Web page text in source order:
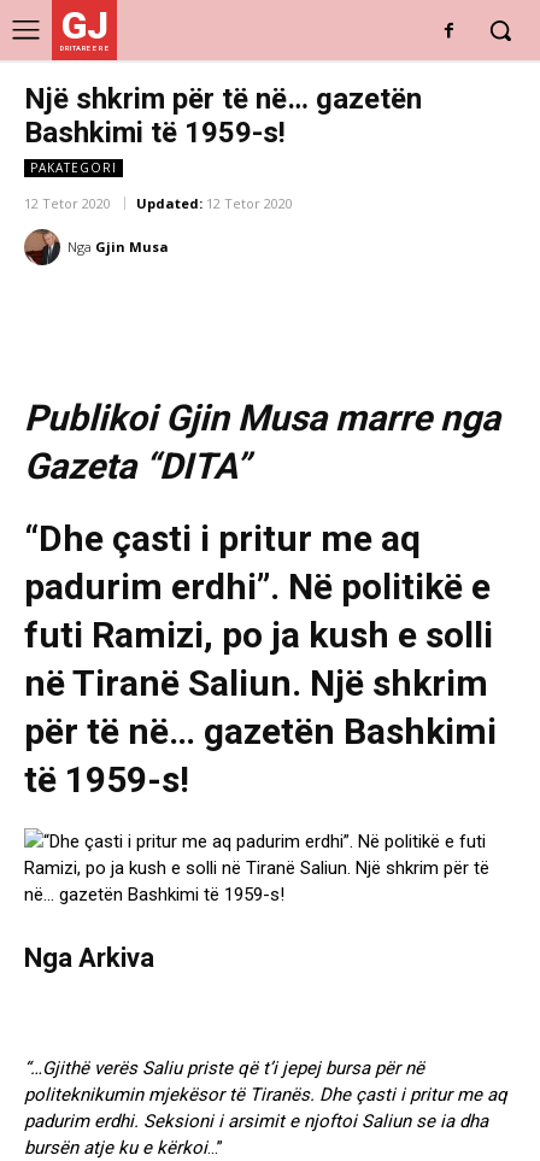
GJ
DRITARE E RE
Një shkrim për të në… gazetën
Bashkimi të 1959-s!
PAKATEGORI
12 Tetor 2020 Updated: 12 Tetor 2020
Nga Gjin Musa
Publikoi Gjin Musa marre nga
Gazeta “DITA”
“Dhe çasti i pritur me aq
padurim erdhi”. Në politikë e
futi Ramizi, po ja kush e solli
në Tiranë Saliun. Një shkrim
për të në… gazetën Bashkimi
të 1959-s!
Nga Arkiva
“…Gjithë verës Saliu priste që t’i jepej bursa për në
politeknikumin mjekësor të Tiranës. Dhe çasti i pritur me aq
padurim erdhi. Seksioni i arsimit e njoftoi Saliun se ia dha
bursën atje ku e kërkoi…”